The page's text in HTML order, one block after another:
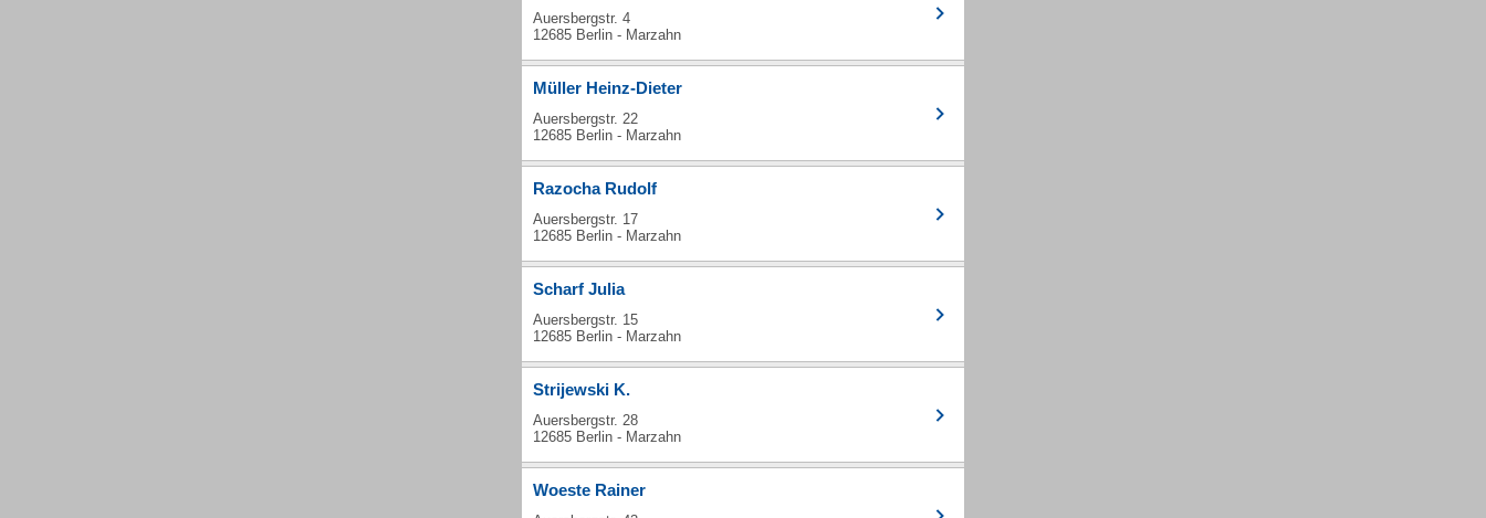
Auersbergstr. 4
12685 Berlin - Marzahn
Müller Heinz-Dieter
Auersbergstr. 22
12685 Berlin - Marzahn
Razocha Rudolf
Auersbergstr. 17
12685 Berlin - Marzahn
Scharf Julia
Auersbergstr. 15
12685 Berlin - Marzahn
Strijewski K.
Auersbergstr. 28
12685 Berlin - Marzahn
Woeste Rainer